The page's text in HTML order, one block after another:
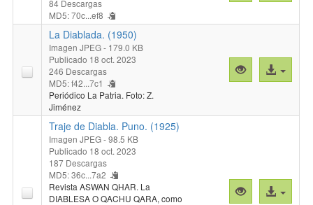
Diablada”."
84 Descargas
MD5: 70c...ef8
previaal
La Diablada. (1950)
Imagen JPEG- 179.0 KB
Publicado 18 oct. 2023
246 Descargas
MD5: f42...7c1
Periódico La Patria. Foto: Z.
Jiménez
Vista
previa
Diablada.
Acceso
al
Traje de Diabla. Puno. (1925)
Imagen JPEG- 98.5 KB
Publicado 18 oct. 2023
187 Descargas
MD5: 36c...7a2
Revista ASWAN QHAR. La
DIABLESA O QACHU QARA, como
Vista Acceso